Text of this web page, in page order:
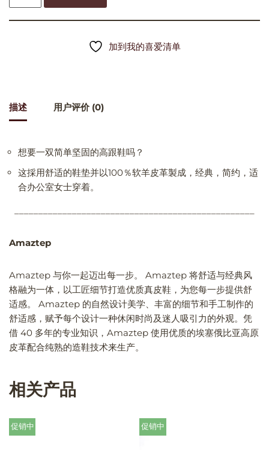
加到我的喜爱清单
描述 用户评价 (0)
想要一双简单坚固的高跟鞋吗？
这採用舒适的鞋垫并以100％软羊皮革製成，经典，简约，适
合办公室女士穿着。
Amaztep
Amaztep 与你一起迈出每一步。 Amaztep 将舒适与经典风
格融为一体，以工匠细节打造优质真皮鞋，为您每一步提供舒
适感。 Amaztep 的自然设计美学、丰富的细节和手工制作的
舒适感，赋予每个设计一种休闲时尚及迷人吸引力的外观。凭
借 40 多年的专业知识，Amaztep 使用优质的埃塞俄比亚高原
皮革配合纯熟的造鞋技术来生产。
相关产品
促销中 促销中